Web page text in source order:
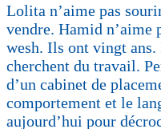
Lolita n’aime pas
vendre. Hamid n’aime
wesh. Ils ont vingt
cherchent du travail.
d’un cabinet de
comportement et le
aujourd’hui pour